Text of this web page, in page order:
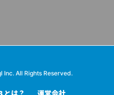
All Rights Reserved.
とは？ 運営会社